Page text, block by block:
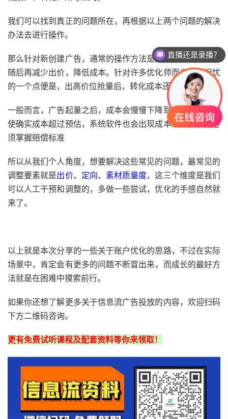
我们可以找到真正的问题所在，再根据以上两个问题的解决
办法去进行操作。
那么针对新创建广告，通常的操作方法是先提升出价起量，
随后再减少出价，降低成本。针对许多优化师而言，最担忧
的一个点便是，出高价位抢量后，转化成本还能降下来吗？
一般而言，广告起量之后，成本会慢慢下降到出价范畴，即
使确实成本超过预估，系统软件也会出现成本赔偿，实际必
须掌握赔偿标准
所以从我们个人角度，想要解决这些常见的问题，最常见的
调整要素就是出价、定向、素材质量度，这三个维度是我们
可以人工干预和调整的，多做一些尝试，优化的手感自然就
来了。
以上就是本次分享的一些关于账户优化的思路，不过在实际
场景中，肯定会有更多的问题不断冒出来，而成长的最好方
法就是在困难中摸索前行。
如果你还想了解更多关于信息流广告投放的内容，欢迎扫码
下方二维码咨询。
更有免费试听课程及配套资料等你来领取！
直播还是录播？